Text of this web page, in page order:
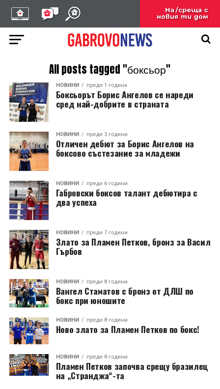
All posts tagged "боксьор"
НОВИНИ преди 1 година
Боксьорът Борис Ангелов се нареди
сред най-добрите в страната
НОВИНИ преди 3 години
Отличен дебют за Борис Ангелов на
боксово състезание за младежи
НОВИНИ преди 6 години
Габровски боксов талант дебютира с
два успеха
НОВИНИ преди 7 години
Злато за Пламен Петков, бронз за Васил
Гърбов
НОВИНИ преди 8 години
Вангел Стаматов с бронз от ДЛШ по
бокс при юношите
НОВИНИ преди 8 години
Ново злато за Пламен Петков по бокс!
НОВИНИ преди 8 години
Пламен Петков започва срещу бразилец
на „Странджа“-та